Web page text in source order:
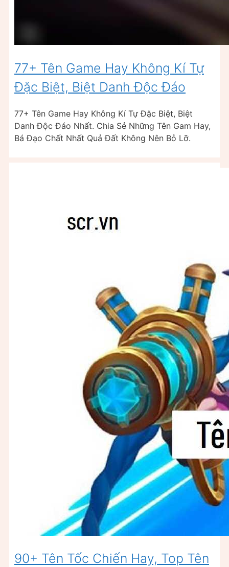
77+ Tên Game Hay Không Kí Tự
Đặc Biệt, Biệt Danh Độc Đáo
77+ Tên Game Hay Không Kí Tự Đặc Biệt, Biệt
Danh Độc Đáo Nhất. Chia Sẻ Những Tên Gam Hay,
Bá Đạo Chất Nhất Quả Đất Không Nên Bỏ Lỡ.
90+ Tên Tốc Chiến Hay, Top Tên